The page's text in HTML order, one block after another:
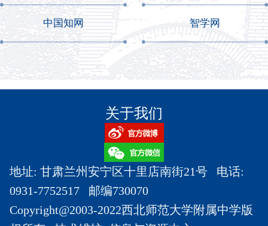
中国知网 智学网
关于我们
地址: 甘肃兰州安宁区十里店南街21号 电话:
0931-7752517 邮编730070
Copyright@2003-2022西北师范大学附属中学版